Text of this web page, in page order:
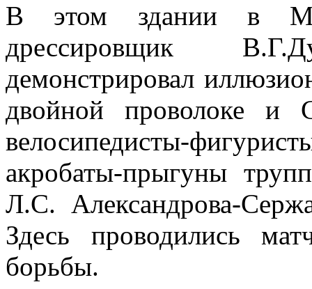
В этом здании в
дрессировщик
демонстрировал
двойной проволоке и
велосипедисты-
акробаты-прыгуны
Л.С. Александрова-
Здесь проводились
борьбы.